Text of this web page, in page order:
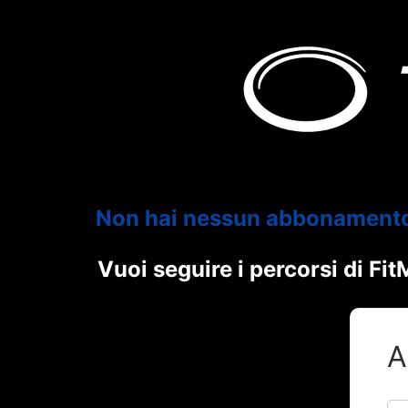
Non hai nessun
Vuoi seguire i percorsi di